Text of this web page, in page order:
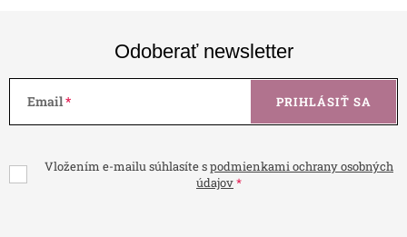
Odoberať newsletter
Email
Vložením e-mailu súhlasíte spodmienkami ochrany osobných
údajov
PRIHLÁSIŤ SA